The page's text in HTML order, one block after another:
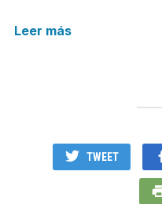
Leer más
TWEET